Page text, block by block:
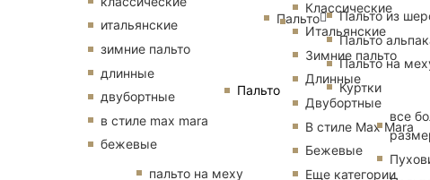
Пальто
Классические
Итальянские
Зимние пальто
Длинные
Двубортные
В стиле Max Mara
Бежевые
Еще категории
итальянские
зимние пальто
длинные
двубортные
в стиле max mara
бежевые
пальто на меху
Пальто
Пальто из
Пальто
Пальто на
Куртки
все